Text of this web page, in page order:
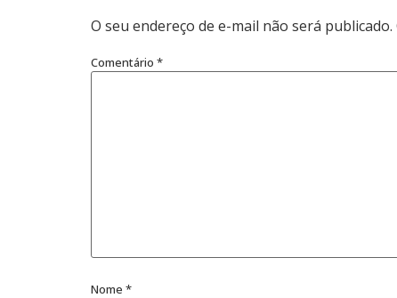
O seu endereço de e-mail não será publicado.
Comentário *
Nome *